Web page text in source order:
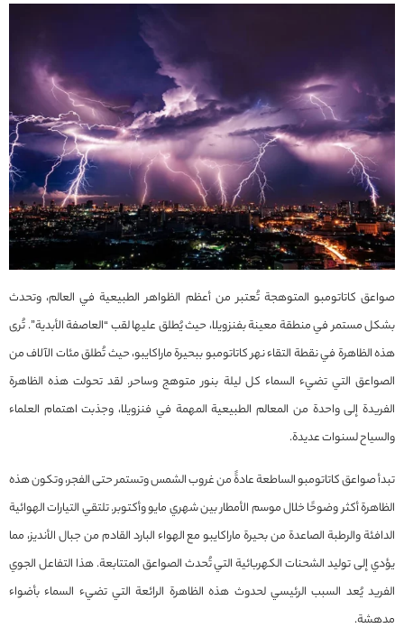
صواعق كاتاتومبو المتوهجة تُعتبر من أعظم الظواهر الطبيعية في العالم، وتحدث
بشكل مستمر في منطقة معينة بفنزويلا، حيث يُطلق عليها لقب “العاصفة الأبدية”. تُرى
هذه الظاهرة في نقطة التقاء نهر كاتاتومبو ببحيرة ماراكايبو، حيث تُطلق مئات الآلاف من
الصواعق التي تضيء السماء كل ليلة بنور متوهج وساحر. لقد تحولت هذه الظاهرة
الفريدة إلى واحدة من المعالم الطبيعية المهمة في فنزويلا، وجذبت اهتمام العلماء
والسياح لسنوات عديدة.
تبدأ صواعق كاتاتومبو الساطعة عادةً من غروب الشمس وتستمر حتى الفجر، وتكون هذه
الظاهرة أكثر وضوحًا خلال موسم الأمطار بين شهري مايو وأكتوبر. تلتقي التيارات الهوائية
الدافئة والرطبة الصاعدة من بحيرة ماراكايبو مع الهواء البارد القادم من جبال الأنديز، مما
يؤدي إلى توليد الشحنات الكهربائية التي تُحدث الصواعق المتتابعة. هذا التفاعل الجوي
الفريد يُعد السبب الرئيسي لحدوث هذه الظاهرة الرائعة التي تضيء السماء بأضواء
مدهشة.